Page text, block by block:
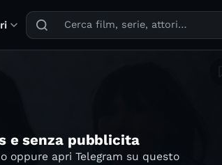
Puoi cercare film, serie TV, attori,
e senza pubblicita
oppure apri Telegram su questo